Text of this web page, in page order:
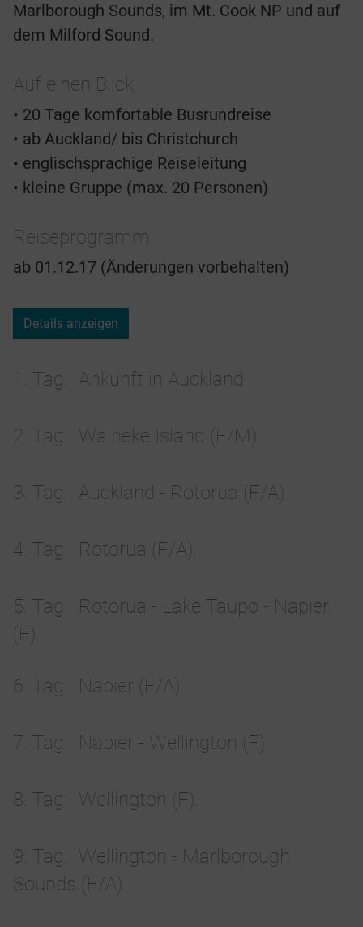
Marlborough Sounds, im Mt. Cook NP und auf
dem Milford Sound.
Auf einen Blick
• 20 Tage komfortable Busrundreise
• ab Auckland/ bis Christchurch
• englischsprachige Reiseleitung
• kleine Gruppe (max. 20 Personen)
Reiseprogramm
ab 01.12.17 (Änderungen vorbehalten)
Details anzeigen
1. Tag Ankunft in Auckland.
2. Tag Waiheke Island (F/M).
3. Tag Auckland - Rotorua (F/A).
4. Tag Rotorua (F/A).
5. Tag
Rotorua - Lake Taupo - Napier
(F).
6. Tag Napier (F/A).
7. Tag Napier - Wellington (F).
8. Tag Wellington (F).
9. Tag
Wellington - Marlborough
Sounds (F/A).